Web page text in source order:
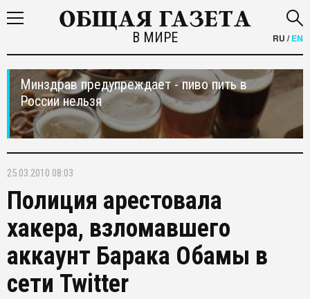
В МИРЕ RU /EN
Минздрав предупреждает - пиво пить в
России нельзя
25.03.2010 08:03
Полиция арестовала
хакера, взломавшего
аккаунт Барака Обамы в
сети Twitter